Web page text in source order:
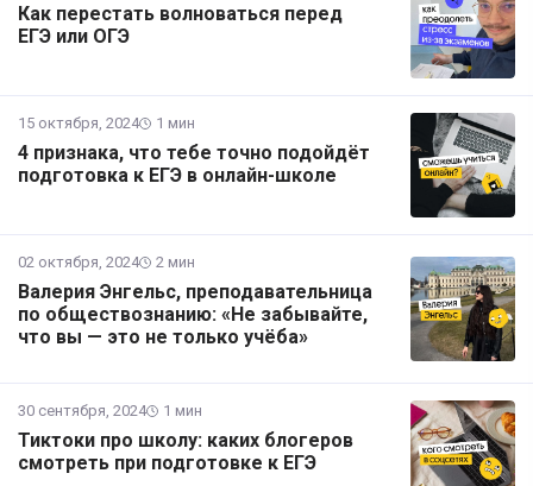
Как перестать волноваться перед
ЕГЭ или ОГЭ
15 октября, 2024 1 мин
4 признака, что тебе точно подойдёт
подготовка к ЕГЭ в онлайн-школе
02 октября, 2024 2 мин
Валерия Энгельс, преподавательница
по обществознанию: «Не забывайте,
что вы — это не только учёба»
30 сентября, 2024 1 мин
Тиктоки про школу: каких блогеров
смотреть при подготовке к ЕГЭ